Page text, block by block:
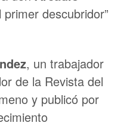
primer descubridor”
, un trabajador
de la Revista del
y publicó por